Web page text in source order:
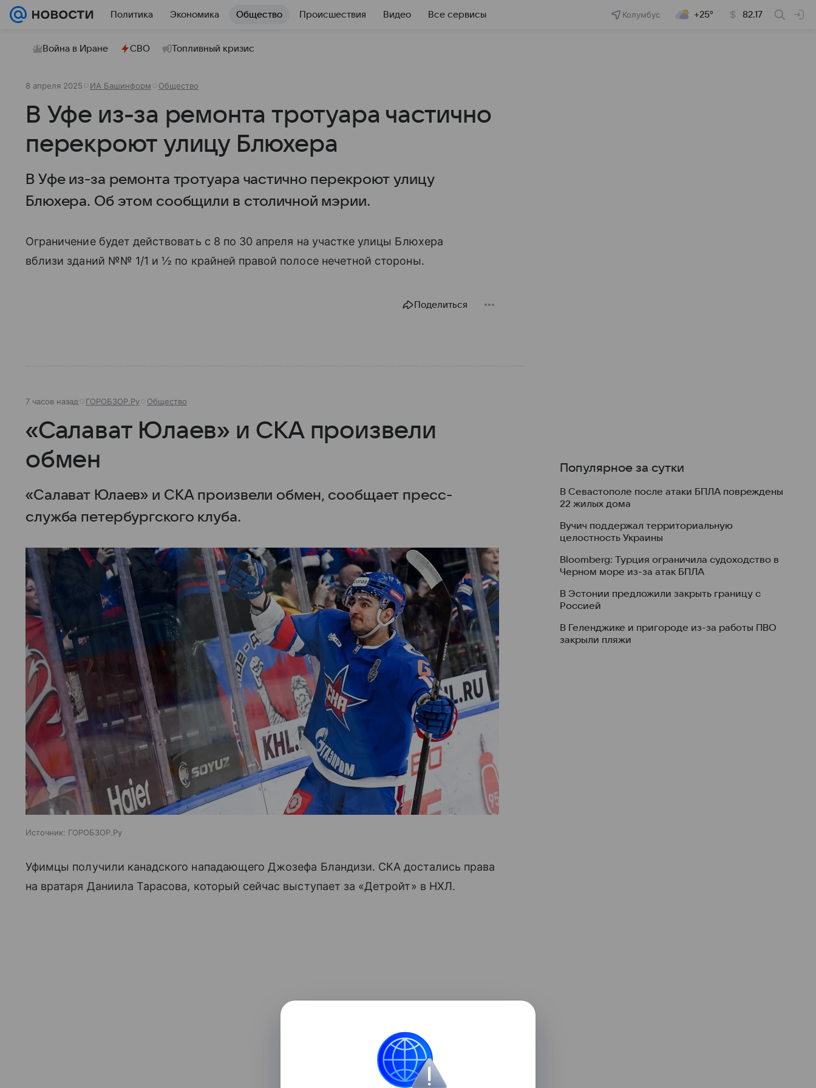
Политика Экономика Общество Происшествия Видео Все сервисы Колумбус +25° 82.17
Война в Иране СВО Топливный кризис
8 апреля 2025 ИА Башинформ Общество
В Уфе из-за ремонта тротуара частично
перекроют улицу Блюхера
В Уфе из-за ремонта тротуара частично перекроют улицу
Блюхера. Об этом сообщили в столичной мэрии.
Ограничение будет действовать с 8 по 30 апреля на участке улицы Блюхера
вблизи зданий №№ 1/1 и ½ по крайней правой полосе нечетной стороны.
Поделиться
7 часов назад ГОРОБЗОР.Ру Общество
«Салават Юлаев» и СКА произвели
обмен
«Салават Юлаев» и СКА произвели обмен, сообщает пресс-
служба петербургского клуба.
Источник: ГОРОБЗОР.Ру
Уфимцы получили канадского нападающего Джозефа Бландизи. СКА достались права
на вратаря Даниила Тарасова, который сейчас выступает за «Детройт» в НХЛ.
Популярное за сутки
В Севастополе после атаки БПЛА повреждены
22 жилых дома
Вучич поддержал территориальную
целостность Украины
Bloomberg: Турция ограничила судоходство в
Черном море из-за атак БПЛА
В Эстонии предложили закрыть границу с
Россией
В Геленджике и пригороде из-за работы ПВО
закрыли пляжи